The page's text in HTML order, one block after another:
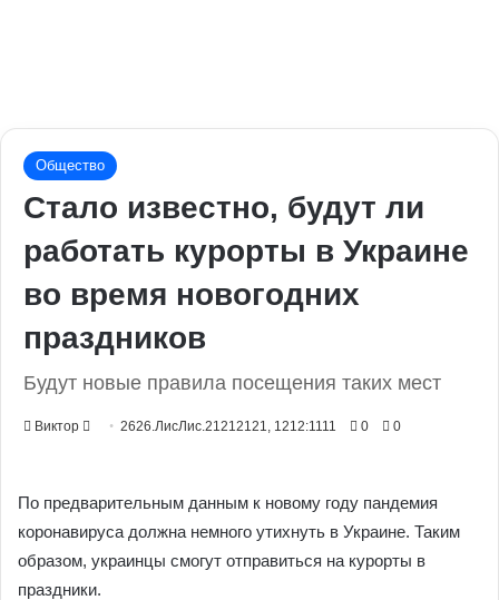
Общество
Стало известно, будут ли
работать курорты в Украине
во время новогодних
праздников
Будут новые правила посещения таких мест
Виктор
Send2626.ЛисЛис.21212121, 1212:1111 0 0
По предварительным данным к новому году пандемия
коронавируса должна немного утихнуть в Украине. Таким
образом, украинцы смогут отправиться на курорты в
праздники.